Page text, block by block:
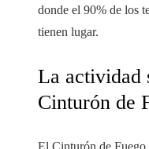
donde el 90% de los
tienen lugar.
La actividad
Cinturón de